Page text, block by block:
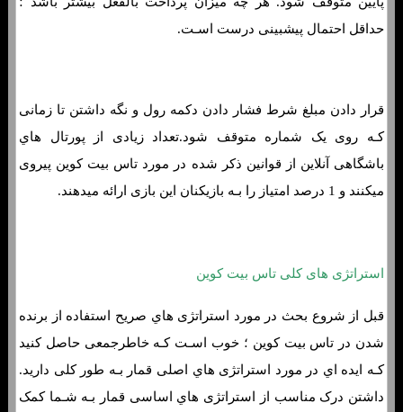
حداقل احتمال پیشبینی درست اسـت.
قرار دادن مبلغ شرط فشار دادن دکمه رول و نگه داشتن تا زمانی
کـه روی یک شماره متوقف شود.تعداد زیادی از پورتال هاي‌
باشگاهی آنلاین از قوانین ذکر شده در مورد تاس بیت کوین پیروی
میکنند و 1 درصد امتیاز را بـه بازیکنان این بازی ارائه میدهند.
استراتژی های کلی تاس بیت کوین
قبل از شروع بحث در مورد استراتژی هاي‌ صریح استفاده از برنده
شدن در تاس بیت کوین ؛ خوب اسـت کـه خاطرجمعی حاصل کنید
کـه ایده اي در مورد استراتژی هاي‌ اصلی قمار بـه طور کلی دارید.
داشتن درک مناسب از استراتژی هاي‌ اساسی قمار بـه شـما کمک